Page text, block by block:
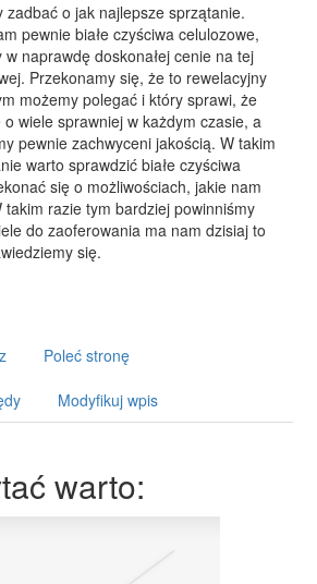
zadbać o jak najlepsze sprzątanie.
pewnie białe czyściwa celulozowe,
naprawdę doskonałej cenie na tej
Przekonamy się, że to rewelacyjny
możemy polegać i który sprawi, że
wiele sprawniej w każdym czasie, a
pewnie zachwyceni jakością. W takim
warto sprawdzić białe czyściwa
się o możliwościach, jakie nam
takim razie tym bardziej powinniśmy
do zaoferowania ma nam dzisiaj to
się.
Poleć stronę
Modyfikuj wpis
warto: